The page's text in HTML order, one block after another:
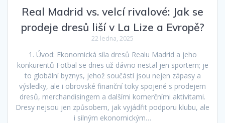
Real Madrid vs. velcí rivalové: Jak se
prodeje dresů liší v La Lize a Evropě?
22 ledna, 2025
1. Úvod: Ekonomická síla dresů Realu Madrid a jeho
konkurentů Fotbal se dnes už dávno nestal jen sportem; je
to globální byznys, jehož součástí jsou nejen zápasy a
výsledky, ale i obrovské finanční toky spojené s prodejem
dresů, merchandisingem a dalšími komerčními aktivitami.
Dresy nejsou jen způsobem, jak vyjádřit podporu klubu, ale
i silným ekonomickým…